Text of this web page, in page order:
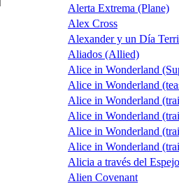
Alerta Extrema (Plane)
Alex Cross
Alexander y un Día
Aliados (Allied)
Alice in Wonderland
Alice in Wonderland
Alice in Wonderland
Alice in Wonderland
Alice in Wonderland
Alice in Wonderland
Alicia a través del
Alien Covenant